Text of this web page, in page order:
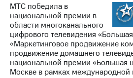
МТС победила в
национальной премии в
области многоканального
цифрового телевидения
«Маркетинговое продвижение
продвижение домашнего
национальной премии «Большая
Москве в рамках международной